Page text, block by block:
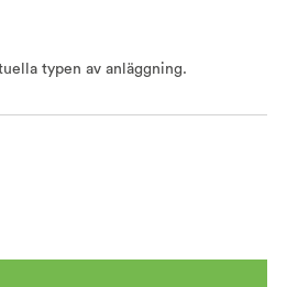
typen av anläggning.